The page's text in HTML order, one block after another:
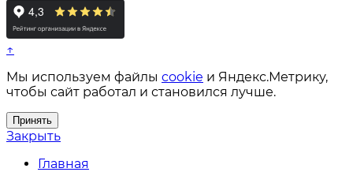
↑
Мы используем файлы cookie и Яндекс.Метрику,
чтобы сайт работал и становился лучше.
Принять
Закрыть
Главная